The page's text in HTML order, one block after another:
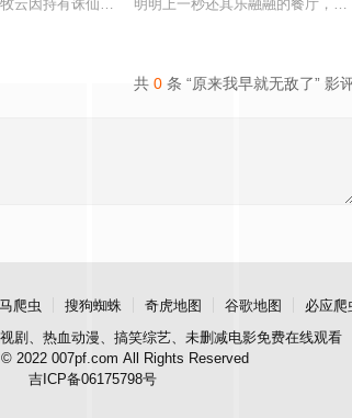
辰天，十岁后武魂沉寂、灵
域外宇宙由天魔统治，域内宇宙分为神界，仙界，凡
云因持有诛仙图而遭人暗算，残魂沉睡万年之后，在
明明上一秒还其乐融融的餐厅，
共 0 条 “原来我早就无敌了” 影
爬虫 搜狗蜘蛛 奇虎地图 谷歌地图
必应爬
剧、热血动漫、搞笑综艺、未删减电影免费在线观看
2022 007pf.com All Rights Reserved
吉ICP备06175798号